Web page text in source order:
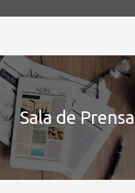
Sala de Prensa